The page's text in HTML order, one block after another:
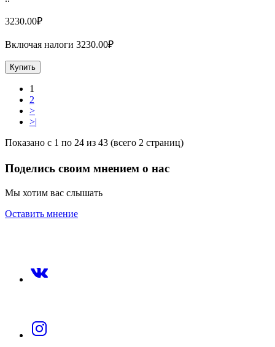
3230.00₽
Включая налоги 3230.00₽
Купить
1
2
>
>|
Показано с 1 по 24 из 43 (всего 2 страниц)
Поделись своим мнением о нас
Мы хотим вас слышать
Оставить мнение